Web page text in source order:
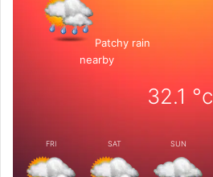
Patchy rain
nearby
32.1 °c
FRI SAT SUN